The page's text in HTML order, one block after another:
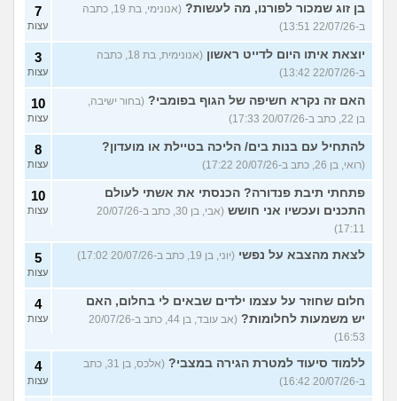
בן זוג שמכור לפורנו, מה לעשות?
(אנונימי, בת 19, כתבה
ב-22/07/26 13:51)
7
עצות
יוצאת איתו היום לדייט ראשון
(אנונימית, בת 18, כתבה
ב-22/07/26 13:42)
3
עצות
האם זה נקרא חשיפה של הגוף בפומבי? (בחור ישיבה,
בן 22, כתב ב-20/07/26 17:33)
10
עצות
להתחיל עם בנות בים/ הליכה בטיילת או מועדון?
(רואי, בן 26, כתב ב-20/07/26 17:22)
8
עצות
פתחתי תיבת פנדורה? הכנסתי את אשתי לעולם
התכנים ועכשיו אני חושש
(אבי, בן 30, כתב ב-20/07/26
17:11)
10
עצות
לצאת מהצבא על נפשי (יוני, בן 19, כתב ב-20/07/26 17:02) 5
עצות
חלום שחוזר על עצמו ילדים שבאים לי בחלום, האם
יש משמעות לחלומות?
(אב עובד, בן 44, כתב ב-20/07/26
16:53)
4
עצות
ללמוד סיעוד למטרת הגירה במצבי?
(אלכס, בן 31, כתב
ב-20/07/26 16:42)
4
עצות